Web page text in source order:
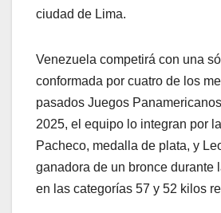
ciudad de Lima.
Venezuela competirá con una
conformada por cuatro de los
pasados Juegos
2025, el equipo lo integran por
Pacheco, medalla de plata, y
ganadora de un bronce durante
en las categorías 57 y 52 kilos